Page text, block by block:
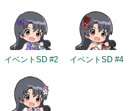
イベントSD #2 イベントSD #4